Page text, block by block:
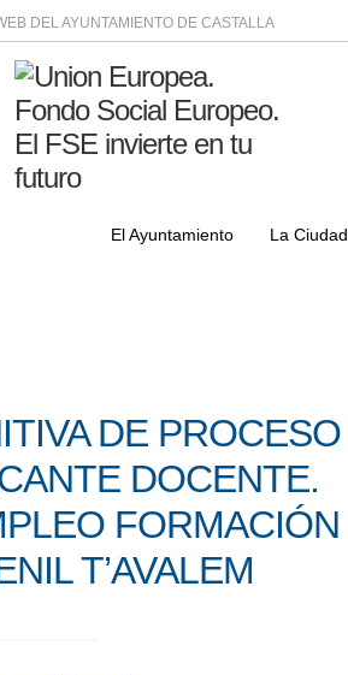
DEL AYUNTAMIENTO DE CASTALLA
El Ayuntamiento La Ciudad
DE PROCESO
DOCENTE.
FORMACIÓN
T’AVALEM